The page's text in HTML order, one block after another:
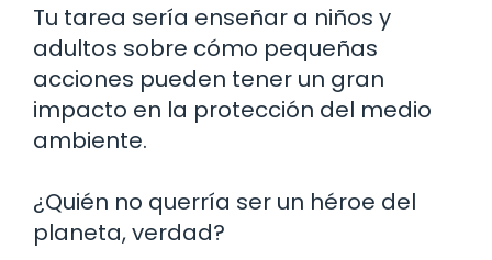
Tu tarea sería enseñar a niños y
adultos sobre cómo pequeñas
acciones pueden tener un gran
impacto en la protección del medio
ambiente.
¿Quién no querría ser un héroe del
planeta, verdad?